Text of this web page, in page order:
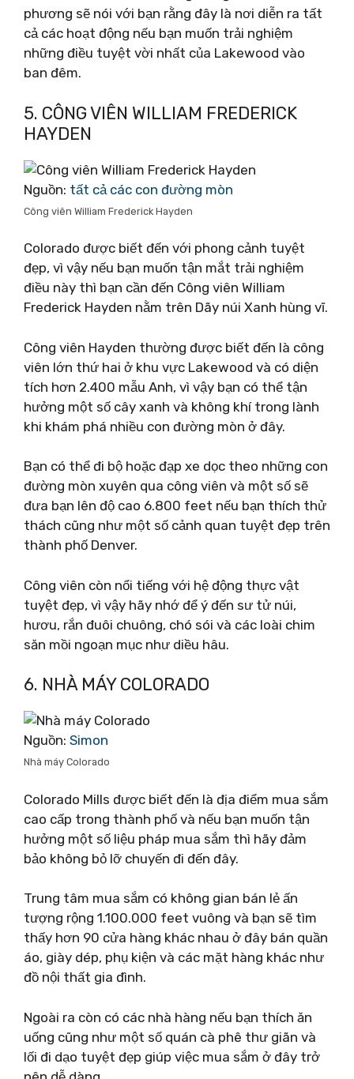
phương sẽ nói với bạn rằng đây là nơi diễn ra tất
cả các hoạt động nếu bạn muốn trải nghiệm
những điều tuyệt vời nhất của Lakewood vào
ban đêm.
5. CÔNG VIÊN WILLIAM FREDERICK
HAYDEN
Nguồn: tất cả các con đường mòn
Công viên William Frederick Hayden
Colorado được biết đến với phong cảnh tuyệt
đẹp, vì vậy nếu bạn muốn tận mắt trải nghiệm
điều này thì bạn cần đến Công viên William
Frederick Hayden nằm trên Dãy núi Xanh hùng vĩ.
Công viên Hayden thường được biết đến là công
viên lớn thứ hai ở khu vực Lakewood và có diện
tích hơn 2.400 mẫu Anh, vì vậy bạn có thể tận
hưởng một số cây xanh và không khí trong lành
khi khám phá nhiều con đường mòn ở đây.
Bạn có thể đi bộ hoặc đạp xe dọc theo những con
đường mòn xuyên qua công viên và một số sẽ
đưa bạn lên độ cao 6.800 feet nếu bạn thích thử
thách cũng như một số cảnh quan tuyệt đẹp trên
thành phố Denver.
Công viên còn nổi tiếng với hệ động thực vật
tuyệt đẹp, vì vậy hãy nhớ để ý đến sư tử núi,
hươu, rắn đuôi chuông, chó sói và các loài chim
săn mồi ngoạn mục như diều hâu.
6. NHÀ MÁY COLORADO
Nguồn: Simon
Nhà máy Colorado
Colorado Mills được biết đến là địa điểm mua sắm
cao cấp trong thành phố và nếu bạn muốn tận
hưởng một số liệu pháp mua sắm thì hãy đảm
bảo không bỏ lỡ chuyến đi đến đây.
Trung tâm mua sắm có không gian bán lẻ ấn
tượng rộng 1.100.000 feet vuông và bạn sẽ tìm
thấy hơn 90 cửa hàng khác nhau ở đây bán quần
áo, giày dép, phụ kiện và các mặt hàng khác như
đồ nội thất gia đình.
Ngoài ra còn có các nhà hàng nếu bạn thích ăn
uống cũng như một số quán cà phê thư giãn và
lối đi dạo tuyệt đẹp giúp việc mua sắm ở đây trở